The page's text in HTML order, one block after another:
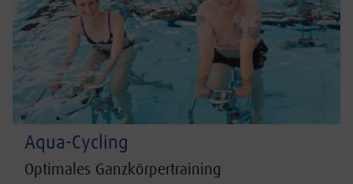
Aqua-Cycling
Optimales Ganzkörpertraining